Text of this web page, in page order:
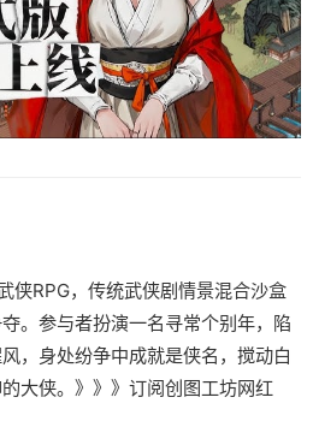
侠RPG，传统武侠剧情景混合沙盒
。参与者扮演一名寻常个别年，陷
，身处纷争中成就是侠名，搅动白
大侠。》》》订阅创图工坊网红